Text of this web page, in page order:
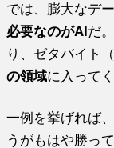
では、膨大なデ
必要なのがAIだ
り、ゼタバイト
の領域に入ってく
一例を挙げれば
うがもはや勝っ